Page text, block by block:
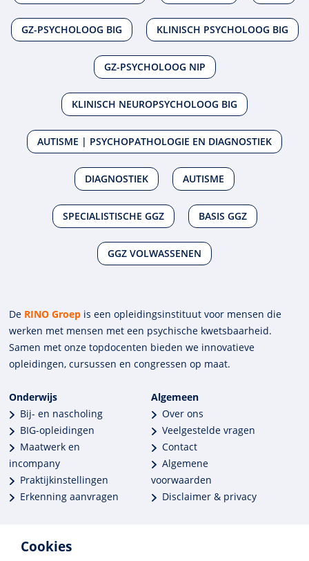
Cookies
GZ-PSYCHOLOOG BIG KLINISCH PSYCHOLOOG BIG
GZ-PSYCHOLOOG NIP
KLINISCH NEUROPSYCHOLOOG BIG
AUTISME | PSYCHOPATHOLOGIE EN DIAGNOSTIEK
DIAGNOSTIEK AUTISME
SPECIALISTISCHE GGZ BASIS GGZ
GGZ VOLWASSENEN
De RINO Groep is een opleidings­insti­tuut voor mensen die
werken met mensen met een psychische kwets­baar­heid.
Samen met onze top­docenten bieden we innova­tieve
opleidingen, cursussen en congres­sen op maat.
Onderwijs
Bij- en nascholing
BIG-opleidingen
Maatwerk en
incompany
Praktijkinstellingen
Erkenning aanvragen
Algemeen
Over ons
Veelgestelde vragen
Contact
Algemene
voorwaarden
Disclaimer & privacy